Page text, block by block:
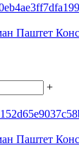
Паштет
+
Паштет